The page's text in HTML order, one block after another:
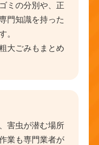
ミの分別や、正
門知識を持った
。
大ごみもまとめ
害虫が潜む場所
業も専門業者が